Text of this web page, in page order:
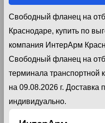
Свободный фланец на
Краснодаре, купить по
компания ИнтерАрм
Свободный фланец на
терминала транспортной
на 09.08.2026 г. Доставка
индивидуально.